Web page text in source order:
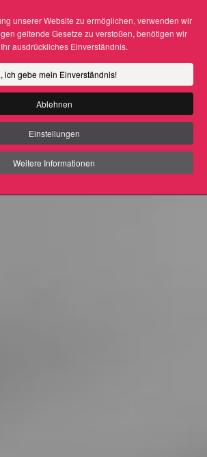
unserer Website zu ermöglichen, verwenden wir
geltende Gesetze zu verstoßen, benötigen wir
ausdrückliches Einverständnis.
ich gebe mein Einverständnis!
Ablehnen
Einstellungen
Weitere Informationen
springen